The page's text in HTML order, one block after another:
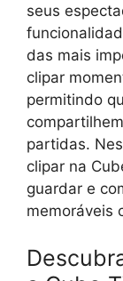
seus
das mais
clipar
permitindo
partidas.
clipar na
guardar e
memoráveis